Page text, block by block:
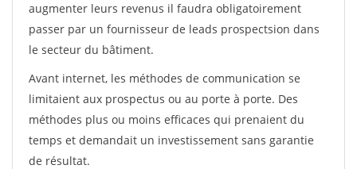
augmenter leurs revenus il faudra obligatoirement
passer par un fournisseur de leads prospectsion dans
le secteur du bâtiment.
Avant internet, les méthodes de communication se
limitaient aux prospectus ou au porte à porte. Des
méthodes plus ou moins efficaces qui prenaient du
temps et demandait un investissement sans garantie
de résultat.